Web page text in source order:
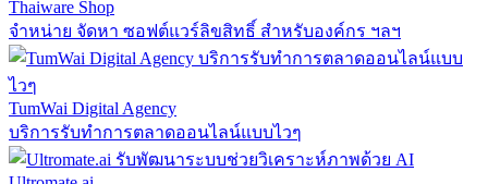
Thaiware Shop
จำหน่าย จัดหา ซอฟต์แวร์ลิขสิทธิ์ สำหรับองค์กร ฯลฯ
TumWai Digital Agency
บริการรับทำการตลาดออนไลน์แบบไวๆ